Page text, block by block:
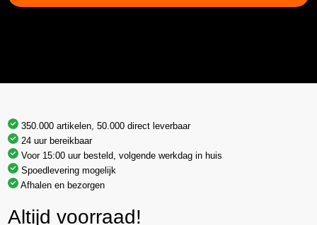
350.000 artikelen, 50.000 direct leverbaar
24 uur bereikbaar
Voor 15:00 uur besteld, volgende werkdag in huis
Spoedlevering mogelijk
Afhalen en bezorgen
Altijd voorraad!